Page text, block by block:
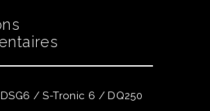
/ S-Tronic 6 / DQ250